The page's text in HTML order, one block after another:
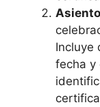
Incluye
fecha y